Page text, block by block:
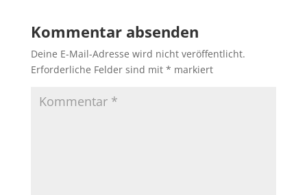
Kommentar absenden
Deine E-Mail-Adresse wird nicht veröffentlicht.
Erforderliche Felder sind mit * markiert